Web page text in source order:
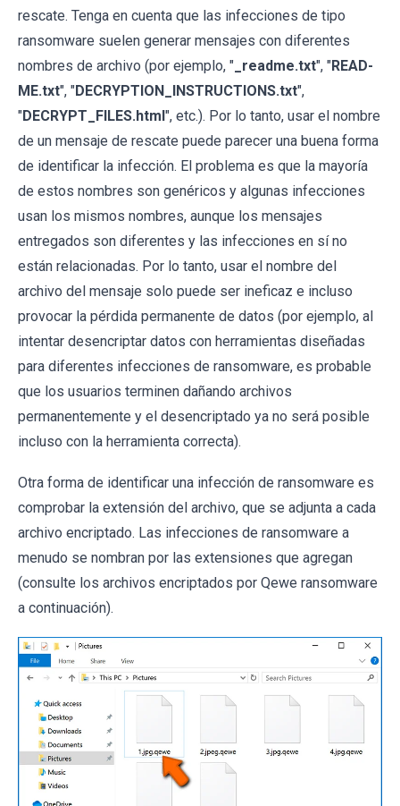
rescate. Tenga en cuenta que las infecciones de tipo
ransomware suelen generar mensajes con diferentes
nombres de archivo (por ejemplo, " _readme.txt", "READ-
ME.txt", "DECRYPTION_INSTRUCTIONS.txt",
"DECRYPT_FILES.html", etc.). Por lo tanto, usar el nombre
de un mensaje de rescate puede parecer una buena forma
de identificar la infección. El problema es que la mayoría
de estos nombres son genéricos y algunas infecciones
usan los mismos nombres, aunque los mensajes
entregados son diferentes y las infecciones en sí no
están relacionadas. Por lo tanto, usar el nombre del
archivo del mensaje solo puede ser ineficaz e incluso
provocar la pérdida permanente de datos (por ejemplo, al
intentar desencriptar datos con herramientas diseñadas
para diferentes infecciones de ransomware, es probable
que los usuarios terminen dañando archivos
permanentemente y el desencriptado ya no será posible
incluso con la herramienta correcta).
Otra forma de identificar una infección de ransomware es
comprobar la extensión del archivo, que se adjunta a cada
archivo encriptado. Las infecciones de ransomware a
menudo se nombran por las extensiones que agregan
(consulte los archivos encriptados por Qewe ransomware
a continuación).